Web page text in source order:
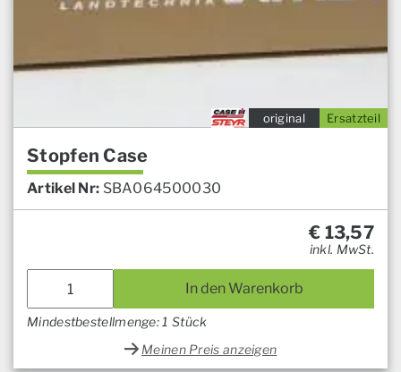
Ersatzteil
original
Stopfen Case
Artikel Nr: SBA064500030
€ 13,57
inkl. MwSt.
In den Warenkorb
Mindestbestellmenge: 1 Stück
Meinen Preis anzeigen